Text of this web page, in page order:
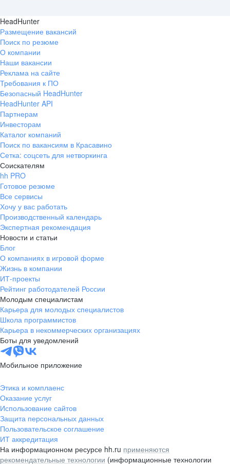
HeadHunter
Размещение вакансий
Поиск по резюме
О компании
Наши вакансии
Реклама на сайте
Требования к ПО
Безопасный HeadHunter
HeadHunter API
Партнерам
Инвесторам
Каталог компаний
Поиск по вакансиям в Красавино
Сетка: соцсеть для нетворкинга
Соискателям
hh PRO
Готовое резюме
Все сервисы
Хочу у вас работать
Производственный календарь
Экспертная рекомендация
Новости и статьи
Блог
О компаниях в игровой форме
Жизнь в компании
ИТ-проекты
Рейтинг работодателей России
Молодым специалистам
Карьера для молодых специалистов
Школа программистов
Карьера в некоммерческих организациях
Боты для уведомлений
Мобильное приложение
Этика и комплаенс
Оказание услуг
Использование сайтов
Защита персональных данных
Пользовательское соглашение
ИТ аккредитация
На информационном ресурсе hh.ru применяются
рекомендательные технологии (информационные технологии